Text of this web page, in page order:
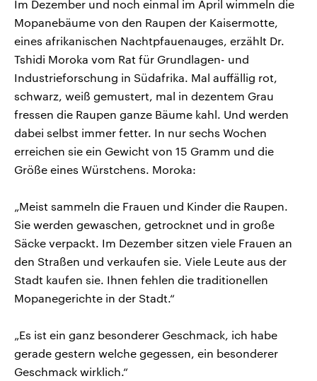
Im Dezember und noch einmal im April wimmeln die
Mopanebäume von den Raupen der Kaisermotte,
eines afrikanischen Nachtpfauenauges, erzählt Dr.
Tshidi Moroka vom Rat für Grundlagen- und
Industrieforschung in Südafrika. Mal auffällig rot,
schwarz, weiß gemustert, mal in dezentem Grau
fressen die Raupen ganze Bäume kahl. Und werden
dabei selbst immer fetter. In nur sechs Wochen
erreichen sie ein Gewicht von 15 Gramm und die
Größe eines Würstchens. Moroka:
„Meist sammeln die Frauen und Kinder die Raupen.
Sie werden gewaschen, getrocknet und in große
Säcke verpackt. Im Dezember sitzen viele Frauen an
den Straßen und verkaufen sie. Viele Leute aus der
Stadt kaufen sie. Ihnen fehlen die traditionellen
Mopanegerichte in der Stadt.“
„Es ist ein ganz besonderer Geschmack, ich habe
gerade gestern welche gegessen, ein besonderer
Geschmack wirklich.“